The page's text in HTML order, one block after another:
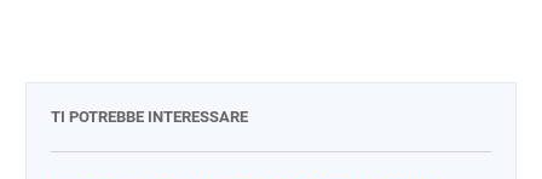
TI POTREBBE INTERESSARE